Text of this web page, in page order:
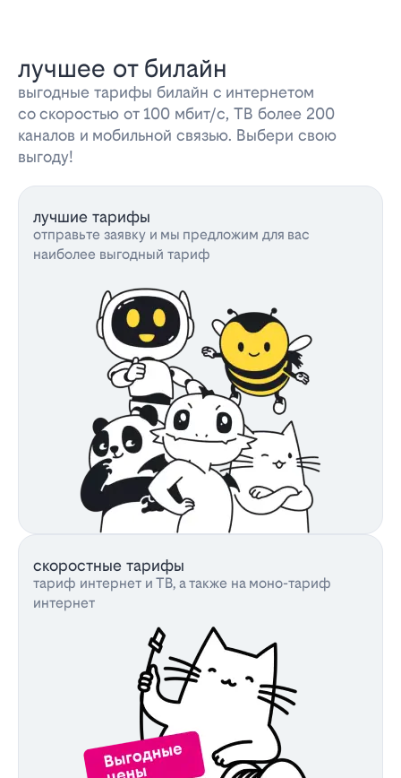
лучшее от билайн
выгодные тарифы билайн с интернетом
со скоростью от 100 мбит/с, ТВ более 200
каналов и мобильной связью. Выбери свою
выгоду!
лучшие тарифы
отправьте заявку и мы предложим для вас
наиболее выгодный тариф
скоростные тарифы
тариф интернет и ТВ, а также на моно-тариф
интернет